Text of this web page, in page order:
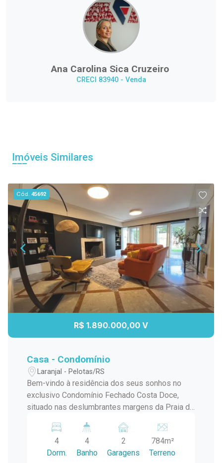
Ana Carolina Sica Cruzeiro
CRECI 83940 - Venda
Imóveis Similares
Cód.45692
R$ 1.890.000,00 V
Casa - Condomínio
Laranjal - Pelotas/RS
Bem-vindo à residência dos seus sonhos no
exclusivo Condomínio Fechado Costa Doce,
situado nas deslumbrantes margens da Praia do
conforto e uma localização privilegiada, com
espaços amplos e uma variedade de
comodidades para toda a família desfrutar. 4
4
Dorm.
4
Banho
2
Garagens
784m²
Terreno